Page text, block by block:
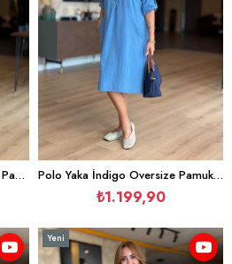
Polo Yaka Taş Rengi Oversize Pamuk Elbise Polo Yaka İndigo Oversize Pamuk Elbise
₺1.199,90
Yeni
Ürün